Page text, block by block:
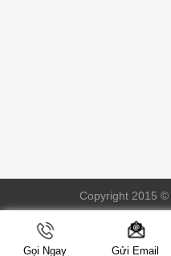
Copyright 2015 ©
Gọi Ngay Gửi Email